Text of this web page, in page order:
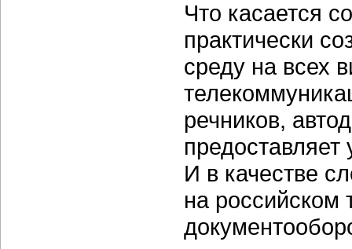
Что касается
практически
среду на всех
речников,
И в качестве
на российском